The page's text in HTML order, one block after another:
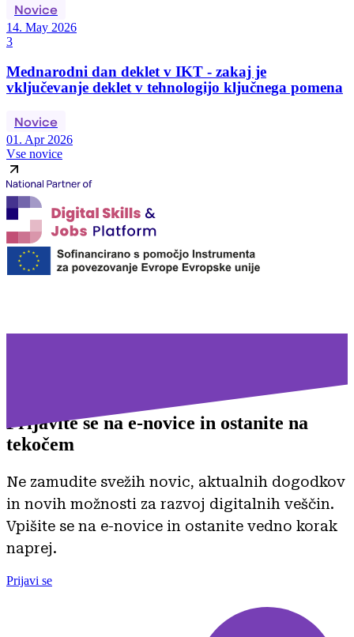
Novice
14. May 2026
3
Mednarodni dan deklet v IKT - zakaj je
vključevanje deklet v tehnologijo ključnega pomena
Novice
01. Apr 2026
Vse novice
Prijavite se na e-novice in ostanite na
tekočem
Ne zamudite svežih novic, aktualnih dogodkov
in novih možnosti za razvoj digitalnih veščin.
Vpišite se na e-novice in ostanite vedno korak
naprej.
Prijavi se